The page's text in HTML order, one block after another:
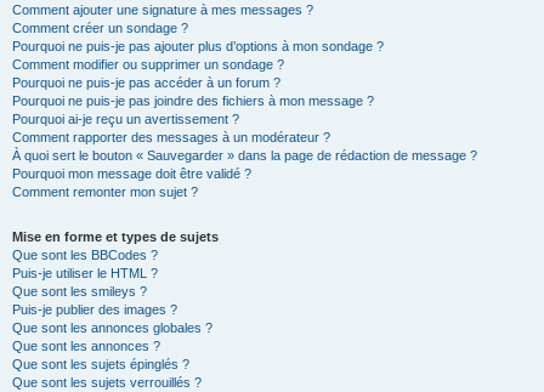
Comment ajouter une signature à mes messages ?
Comment créer un sondage ?
Pourquoi ne puis-je pas ajouter plus d’options à mon sondage ?
Comment modifier ou supprimer un sondage ?
Pourquoi ne puis-je pas accéder à un forum ?
Pourquoi ne puis-je pas joindre des fichiers à mon message ?
Pourquoi ai-je reçu un avertissement ?
Comment rapporter des messages à un modérateur ?
À quoi sert le bouton « Sauvegarder » dans la page de rédaction de message ?
Pourquoi mon message doit être validé ?
Comment remonter mon sujet ?
Mise en forme et types de sujets
Que sont les BBCodes ?
Puis-je utiliser le HTML ?
Que sont les smileys ?
Puis-je publier des images ?
Que sont les annonces globales ?
Que sont les annonces ?
Que sont les sujets épinglés ?
Que sont les sujets verrouillés ?